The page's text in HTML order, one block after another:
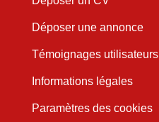
Déposer une annonce
Témoignages utilisateurs
Informations légales
Paramètres des cookies